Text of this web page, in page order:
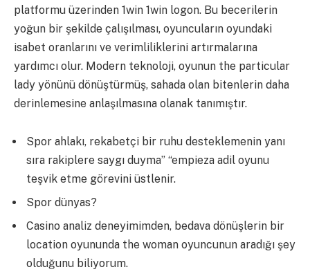
platformu üzerinden 1win 1win logon. Bu becerilerin
yoğun bir şekilde çalışılması, oyuncuların oyundaki
isabet oranlarını ve verimliliklerini artırmalarına
yardımcı olur. Modern teknoloji, oyunun the particular
lady yönünü dönüştürmüş, sahada olan bitenlerin daha
derinlemesine anlaşılmasına olanak tanımıştır.
Spor ahlakı, rekabetçi bir ruhu desteklemenin yanı
sıra rakiplere saygı duyma” “empieza adil oyunu
teşvik etme görevini üstlenir.
Spor dünyas?
Casino analiz deneyimimden, bedava dönüşlerin bir
location oyununda the woman oyuncunun aradığı şey
olduğunu biliyorum.